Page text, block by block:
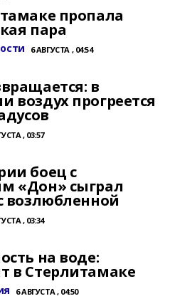
пропала
пара
6 АВГУСТА , 04:54
в
воздух прогреется
, 03:57
боец с
«Дон» сыграл
возлюбленной
, 03:34
на воде:
в Стерлитамаке
6 АВГУСТА , 04:50